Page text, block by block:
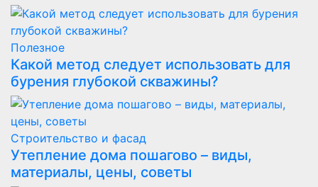
Полезнoe
Какой метод следует использовать для
бурения глубокой скважины?
Строительство и фасад
Утепление дома пошагово – виды,
материалы, цены, советы